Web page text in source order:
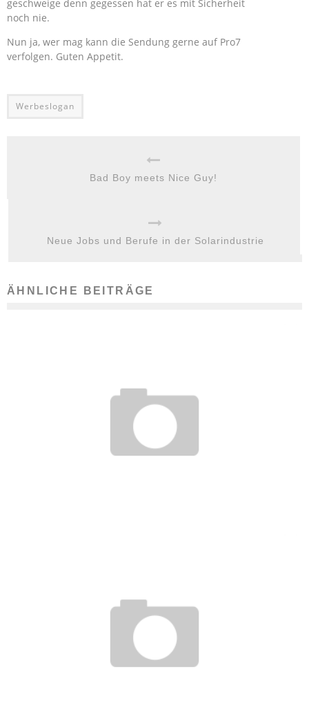
geschweige denn gegessen hat er es mit Sicherheit
noch nie.
Nun ja, wer mag kann die Sendung gerne auf Pro7
verfolgen. Guten Appetit.
Werbeslogan
Bad Boy meets Nice Guy!
Neue Jobs und Berufe in der Solarindustrie
ÄHNLICHE BEITRÄGE